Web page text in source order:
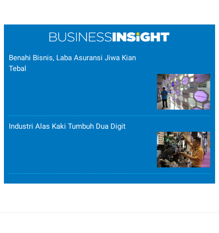
Benahi Bisnis, Laba Asuransi Jiwa Kian
Tebal
Industri Alas Kaki Tumbuh Dua Digit